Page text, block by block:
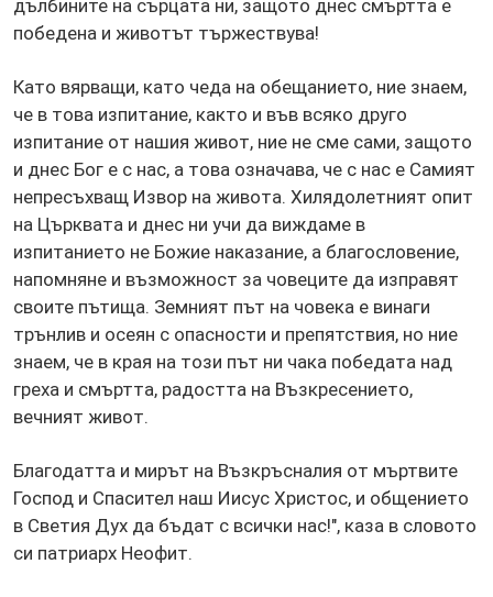
дълбините на сърцата ни, защото днес смъртта е
победена и животът тържествува!
Като вярващи, като чеда на обещанието, ние знаем,
че в това изпитание, както и във всяко друго
изпитание от нашия живот, ние не сме сами, защото
и днес Бог е с нас, а това означава, че с нас е Самият
непресъхващ Извор на живота. Хилядолетният опит
на Църквата и днес ни учи да виждаме в
изпитанието не Божие наказание, а благословение,
напомняне и възможност за човеците да изправят
своите пътища. Земният път на човека е винаги
трънлив и осеян с опасности и препятствия, но ние
знаем, че в края на този път ни чака победата над
греха и смъртта, радостта на Възкресението,
вечният живот.
Благодатта и мирът на Възкръсналия от мъртвите
Господ и Спасител наш Иисус Христос, и общението
в Светия Дух да бъдат с всички нас!", каза в словото
си патриарх Неофит.